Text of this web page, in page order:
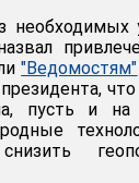
необходимых
"Ведомостям"
что
пусть и на